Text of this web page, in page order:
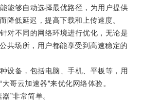
够自动选择最优路径，为用户提供
降低延迟，提高下载和上传速度。
不同的网络环境进行优化，无论是
共场所，用户都能享受到高速稳定的
备，包括电脑、手机、平板等，用
哥云加速器”来优化网络体验。
”非常简单。